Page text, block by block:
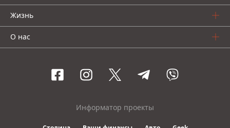
Жизнь
О нас
Информатор проекты